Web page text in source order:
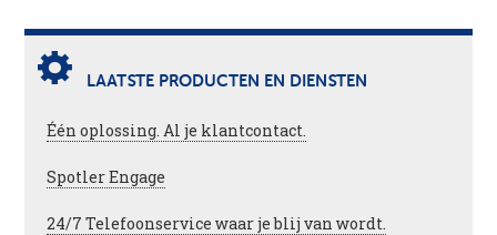
LAATSTE PRODUCTEN EN DIENSTEN
Één oplossing. Al je klantcontact.
Spotler Engage
24/7 Telefoonservice waar je blij van wordt.